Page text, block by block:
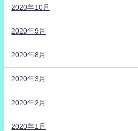
2020年10月
2020年9月
2020年8月
2020年3月
2020年2月
2020年1月